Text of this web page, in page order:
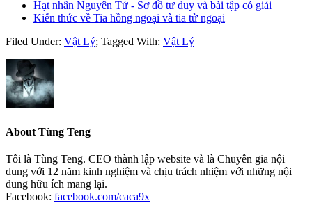
Hạt nhân Nguyên Tử - Sơ đồ tư duy và bài tập có giải
Kiến thức về Tia hồng ngoại và tia tử ngoại
Filed Under: Vật Lý; Tagged With: Vật Lý
About Tùng Teng
Tôi là Tùng Teng. CEO thành lập website và là Chuyên gia nội
dung với 12 năm kinh nghiệm và chịu trách nhiệm với những nội
dung hữu ích mang lại.
Facebook: facebook.com/caca9x